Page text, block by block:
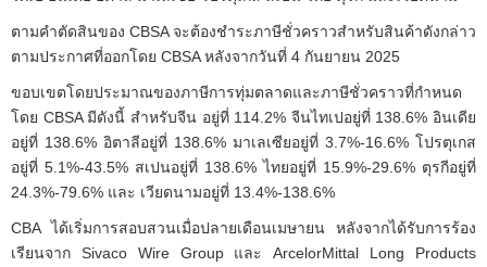
ตามคำตัดสินของ CBSA จะต้องชำระภาษีชั่วคราวสำหรับสินค้าดังกล่าว
ตามประกาศที่ออกโดย CBSA หลังจากวันที่ 4 กันยายน 2025
ขอบเขตโดยประมาณของภาษีการทุ่มตลาดและภาษีชั่วคราวที่กำหนด
โดย CBSA มีดังนี้ สำหรับจีน อยู่ที่ 114.2% จีนไทเปอยู่ที่ 138.6% อินเดีย
อยู่ที่ 138.6% อิตาลีอยู่ที่ 138.6% มาเลเซียอยู่ที่ 3.7%-16.6% โปรตุเกส
อยู่ที่ 5.1%-43.5% สเปนอยู่ที่ 138.6% ไทยอยู่ที่ 15.9%-29.6% ตุรกีอยู่ที่
24.3%-79.6% และ เวียดนามอยู่ที่ 13.4%-138.6%
CBA ได้เริ่มการสอบสวนเมื่อปลายเดือนเมษายน หลังจากได้รับการร้อง
เรียนจาก Sivaco Wire Group และ ArcelorMittal Long Products